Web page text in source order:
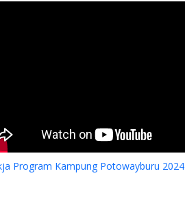
Program Kampung Potowayburu 2024